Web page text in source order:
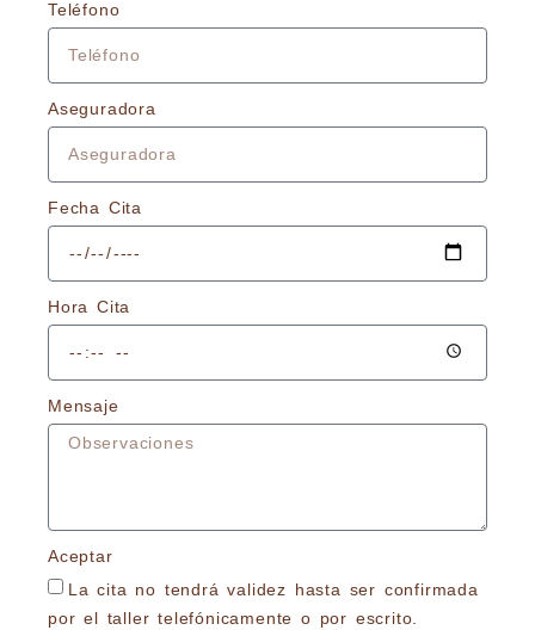
Teléfono
Aseguradora
Fecha Cita
Hora Cita
Mensaje
Aceptar
La cita no tendrá validez hasta ser confirmada
por el taller telefónicamente o por escrito.